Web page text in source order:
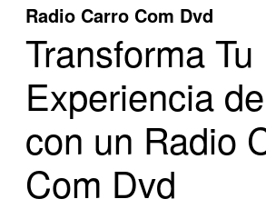
RIFLES DEPORTIVOS
SATELITALES
Radio Carro Com Dvd
Transforma Tu
Experiencia
con un Radio
Com Dvd